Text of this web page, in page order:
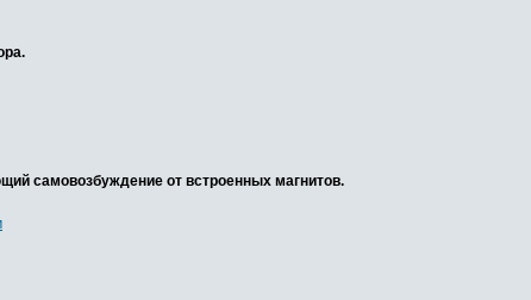
самовозбуждение от встроенных магнитов.